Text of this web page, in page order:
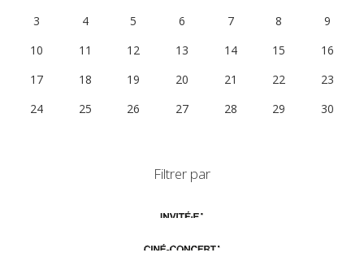
3
4 5 6 7 8
9
10
11 12 13 14 15
16
17
18 19 20 21 22
23
24
25 26 27 28 29 30
Filtrer par